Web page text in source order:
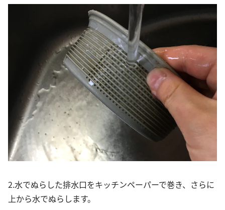
2.水でぬらした排水口をキッチンペーパーで巻き、さらに
上から水でぬらします。